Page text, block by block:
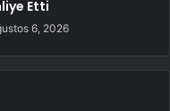
Etti
6, 2026